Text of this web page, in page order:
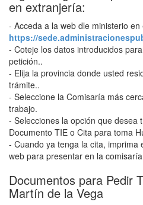
en extranjería:
- Acceda a la web dle ministerio en
https://
- Coteje los datos introducidos
petición..
- Elija la provincia donde usted
trámite..
- Seleccione la Comisaría más
trabajo.
- Selecciones la opción que desea
Documento TIE o Cita para toma
- Cuando ya tenga la cita, imprima
web para presentar en la
Documentos para Pedir
Martín de la Vega